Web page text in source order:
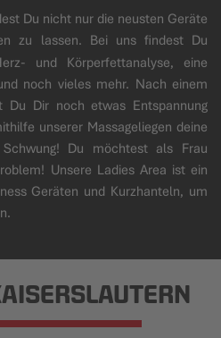
Du nicht nur die neusten Geräte
zu lassen. Bei uns findest Du
und Körperfettanalyse, eine
noch vieles mehr. Nach einem
Du Dir noch etwas Entspannung
unserer Massageliegen deine
Du möchtest als Frau
Unsere Ladies Area ist ein
Geräten und Kurzhanteln, um